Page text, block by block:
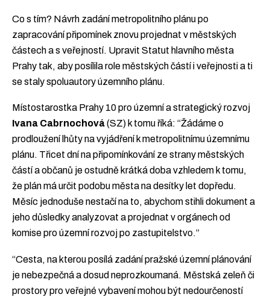
Co s tím? Návrh zadání metropolitního plánu po
zapracování připomínek znovu projednat v městských
částech a s veřejností. Upravit Statut hlavního města
Prahy tak, aby posílila role městských částí i veřejnosti a ti
se staly spoluautory územního plánu.
Místostarostka Prahy 10 pro územní a strategický rozvoj
Ivana Cabrnochová(SZ) k tomu říká: “Žádáme o
prodloužení lhůty na vyjádření k metropolitnímu územnímu
plánu. Třicet dní na připomínkování ze strany městských
částí a občanů je ostudně krátká doba vzhledem k tomu,
že plán má určit podobu města na desítky let dopředu.
Měsíc jednoduše nestačí na to, abychom stihli dokument a
jeho důsledky analyzovat a projednat v orgánech od
komise pro územní rozvoj po zastupitelstvo.”
“Cesta, na kterou posílá zadání pražské územní plánování
je nebezpečná a dosud neprozkoumaná. Městská zeleň či
prostory pro veřejné vybavení mohou být nedourčeností